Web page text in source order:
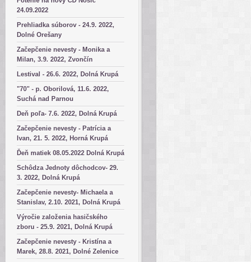
24.09.2022
Prehliadka súborov - 24.9. 2022,
Dolné Orešany
Začepčenie nevesty - Monika a
Milan, 3.9. 2022, Zvončín
Lestival - 26.6. 2022, Dolná Krupá
"70" - p. Oborilová, 11.6. 2022,
Suchá nad Parnou
Deň poľa- 7.6. 2022, Dolná Krupá
Začepčenie nevesty - Patrícia a
Ivan, 21. 5. 2022, Horná Krupá
Ďeň matiek 08.05.2022 Dolná Krupá
Schôdza Jednoty dôchodcov- 29.
3. 2022, Dolná Krupá
Začepčenie nevesty- Michaela a
Stanislav, 2.10. 2021, Dolná Krupá
Výročie založenia hasičského
zboru - 25.9. 2021, Dolná Krupá
Začepčenie nevesty - Kristína a
Marek, 28.8. 2021, Dolné Zelenice